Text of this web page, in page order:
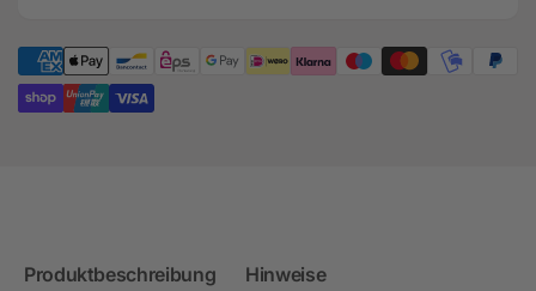
JE-
380147
Produktbeschreibung Hinweise